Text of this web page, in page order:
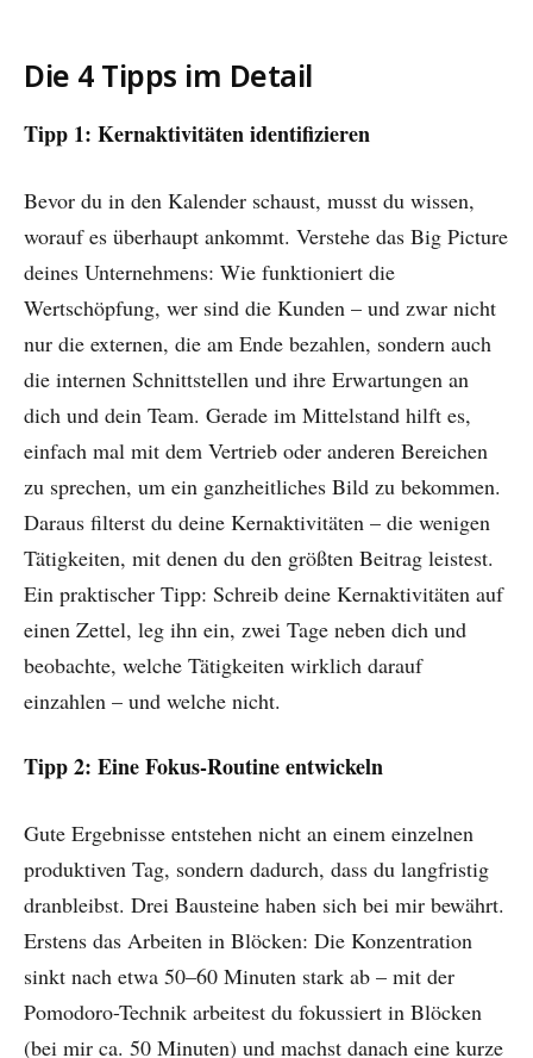
Die 4 Tipps im Detail
Tipp 1: Kernaktivitäten identifizieren
Bevor du in den Kalender schaust, musst du wissen,
worauf es überhaupt ankommt. Verstehe das Big Picture
deines Unternehmens: Wie funktioniert die
Wertschöpfung, wer sind die Kunden – und zwar nicht
nur die externen, die am Ende bezahlen, sondern auch
die internen Schnittstellen und ihre Erwartungen an
dich und dein Team. Gerade im Mittelstand hilft es,
einfach mal mit dem Vertrieb oder anderen Bereichen
zu sprechen, um ein ganzheitliches Bild zu bekommen.
Daraus filterst du deine Kernaktivitäten – die wenigen
Tätigkeiten, mit denen du den größten Beitrag leistest.
Ein praktischer Tipp: Schreib deine Kernaktivitäten auf
einen Zettel, leg ihn ein, zwei Tage neben dich und
beobachte, welche Tätigkeiten wirklich darauf
einzahlen – und welche nicht.
Tipp 2: Eine Fokus-Routine entwickeln
Gute Ergebnisse entstehen nicht an einem einzelnen
produktiven Tag, sondern dadurch, dass du langfristig
dranbleibst. Drei Bausteine haben sich bei mir bewährt.
Erstens das Arbeiten in Blöcken: Die Konzentration
sinkt nach etwa 50–60 Minuten stark ab – mit der
Pomodoro-Technik arbeitest du fokussiert in Blöcken
(bei mir ca. 50 Minuten) und machst danach eine kurze